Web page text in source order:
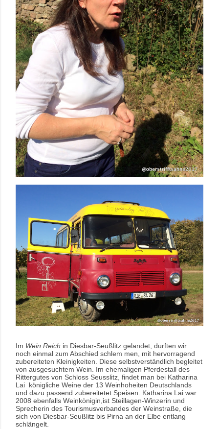
Im Wein Reich in Diesbar-Seußlitz gelandet, durften wir
noch einmal zum Abschied schlem men, mit hervorragend
zubereiteten Kleinigkeiten. Diese selbstverständlich begleitet
von ausgesuchtem Wein. Im ehemaligen Pferdestall des
Rittergutes von Schloss Seusslitz, findet man bei Katharina
Lai königliche Weine der 13 Weinhoheiten Deutschlands
und dazu passend zubereitetet Speisen. Katharina Lai war
2008 ebenfalls Weinkönigin,ist Steillagen-Winzerin und
Sprecherin des Tourismusverbandes der Weinstraße, die
sich von Diesbar-Seußlitz bis Pirna an der Elbe entlang
schlängelt.